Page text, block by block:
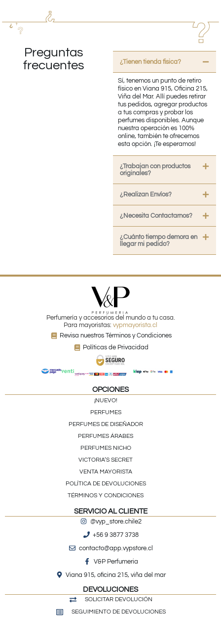
Preguntas
frecuentes
¿Tienen tienda fisica?
Sí, tenemos un punto de retiro
físico en Viana 915, Oficina 215,
Viña del Mar. Allí puedes retirar
tus pedidos, agregar productos
a tus compras y probar los
perfumes disponibles. Aunque
nuestra operación es 100%
online, también te ofrecemos
esta opción. ¡Te esperamos!
¿Trabajan con productos
originales?
¿Realizan Envíos?
¿Necesita Contactarnos?
¿Cuánto tiempo demora en
llegar mi pedido?
Perfumería y accesorios del mundo a tu casa.
Para mayoristas: vypmayorista.cl
Revisa nuestros Términos y Condiciones
Políticas de Privacidad
OPCIONES
¡NUEVO!
PERFUMES
PERFUMES DE DISEÑADOR
PERFUMES ÁRABES
PERFUMES NICHO
VICTORIA’S SECRET
VENTA MAYORISTA
POLÍTICA DE DEVOLUCIONES
TÉRMINOS Y CONDICIONES
SERVICIO AL CLIENTE
@vyp_store.chile2
+56 9 3877 3738
contacto@app.vypstore.cl
V&P Perfumeria
Viana 915, oficina 215, viña del mar
DEVOLUCIONES
SOLICITAR DEVOLUCIÓN
SEGUIMIENTO DE DEVOLUCIONES